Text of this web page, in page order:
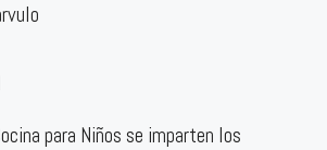
para Niños se imparten los